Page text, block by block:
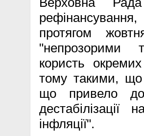
протягом
"непрозорими
користь
тому такими, що
що привело до
дестабілізації
інфляції".